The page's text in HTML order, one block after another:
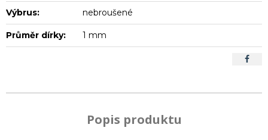
Výbrus: nebroušené
Průměr dírky: 1 mm
Popis produktu